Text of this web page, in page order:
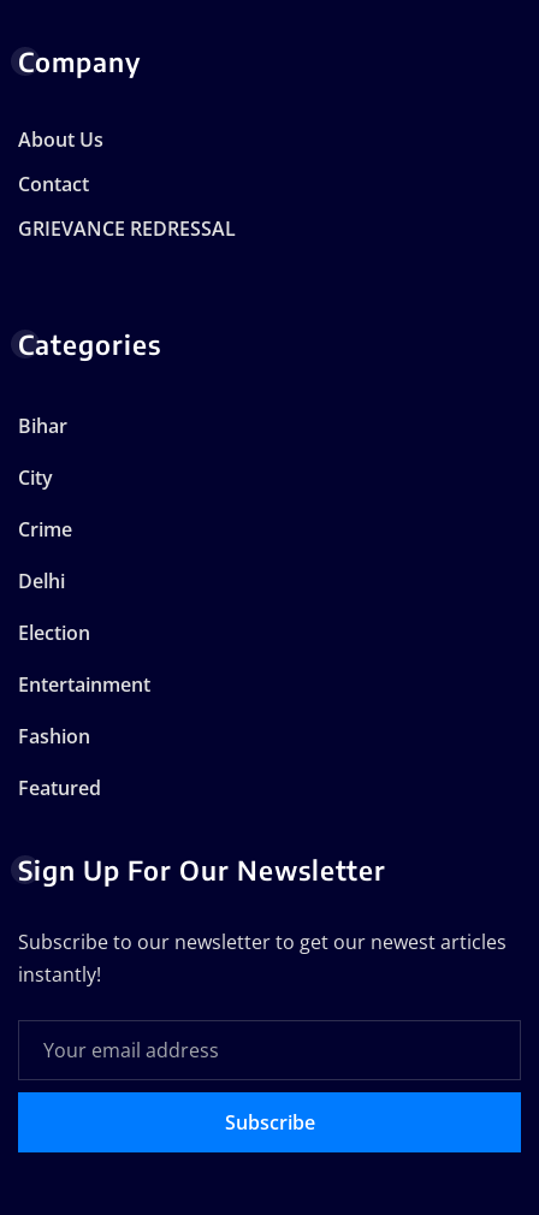
Company
About Us
Contact
GRIEVANCE REDRESSAL
Categories
Bihar
City
Crime
Delhi
Election
Entertainment
Fashion
Featured
Sign Up For Our Newsletter
Subscribe to our newsletter to get our newest articles
instantly!
Subscribe